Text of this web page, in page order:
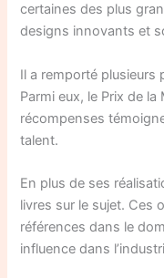
certaines des plus
designs innovants et
Il a remporté plusieurs
Parmi eux, le Prix de la
récompenses
talent.
En plus de ses
livres sur le sujet. Ces
références dans le
influence dans